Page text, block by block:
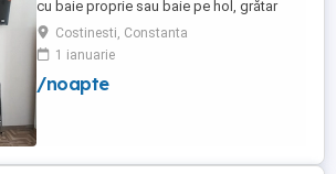
cu baie proprie sau baie pe hol, grătar
frigider curte,parcare proprie , prețuri
începând de la 150 lei pe noapte,telefon
Costinesti, Constanta
1 ianuarie
/noapte